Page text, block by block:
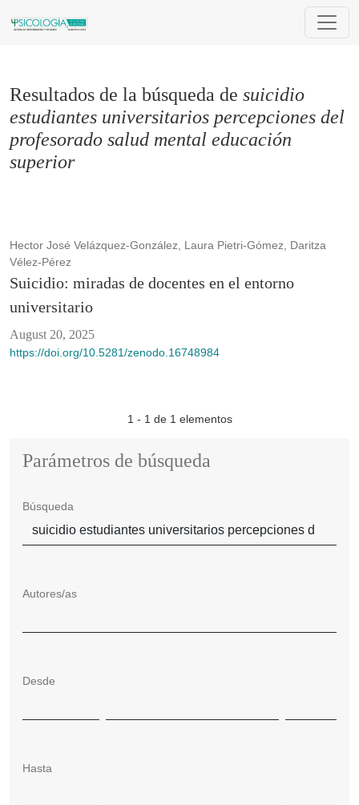
Resultados de la búsqueda de suicidio
estudiantes universitarios percepciones del
profesorado salud mental educación
superior
Hector José Velázquez-González, Laura Pietri-Gómez, Daritza
Vélez-Pérez
Suicidio: miradas de docentes en el entorno
universitario
August 20, 2025
https://doi.org/10.5281/zenodo.16748984
1 - 1 de 1 elementos
Parámetros de búsqueda
Búsqueda
Autores/as
Desde
Hasta